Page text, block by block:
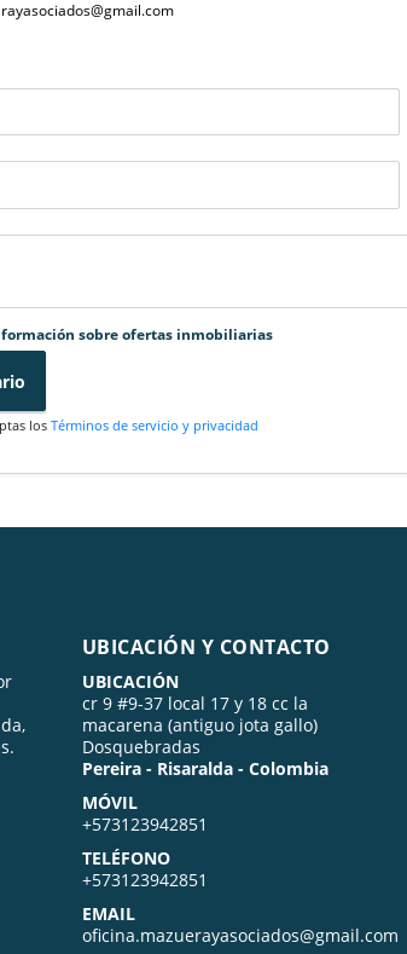
sobre ofertas inmobiliarias
losTérminos de servicio y privacidad
UBICACIÓN Y CONTACTO
UBICACIÓN
cr 9 #9-37 local 17 y 18 cc la
macarena (antiguo jota gallo)
Dosquebradas
Pereira - Risaralda - Colombia
MÓVIL
+573123942851
TELÉFONO
+573123942851
EMAIL
oficina.mazuerayasociados@gmail.com